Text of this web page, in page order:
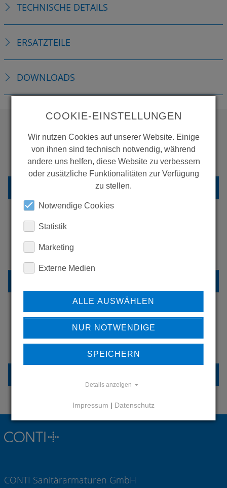
TECHNISCHE DETAILS
ERSATZTEILE
DOWNLOADS
WOLLEN SIE MEHR
PRODUKTE SEHEN?
ZURÜCK ZUR ÜBERSICHT
UNSERE REFERENZEN
HABEN SIE FRAGEN?
KONTAKTIEREN SIE UNS
CONTI Sanitärarmaturen GmbH
COOKIE-EINSTELLUNGEN
Wir nutzen Cookies auf unserer Website. Einige
von ihnen sind technisch notwendig, während
andere uns helfen, diese Website zu verbessern
oder zusätzliche Funktionalitäten zur Verfügung
zu stellen.
Notwendige Cookies
Statistik
Marketing
Externe Medien
ALLE AUSWÄHLEN
NUR NOTWENDIGE
SPEICHERN
Details anzeigen
Impressum | Datenschutz